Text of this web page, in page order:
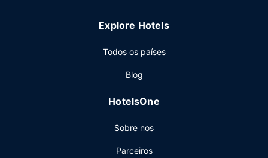
Explore Hotels
Todos os países
Blog
HotelsOne
Sobre nos
Parceiros